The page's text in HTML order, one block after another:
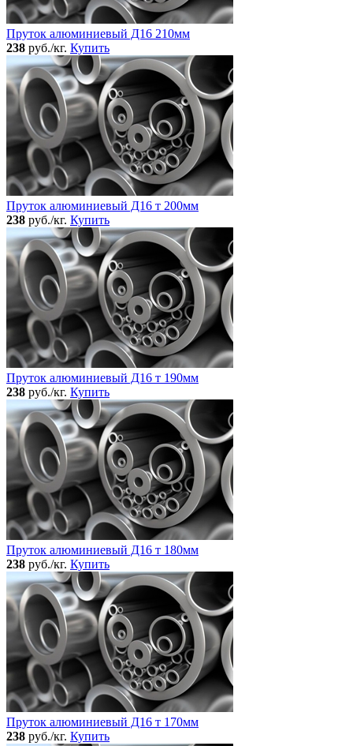
Пруток алюминиевый Д16 210мм
238 руб./кг. Купить
Пруток алюминиевый Д16 т 200мм
238 руб./кг. Купить
Пруток алюминиевый Д16 т 190мм
238 руб./кг. Купить
Пруток алюминиевый Д16 т 180мм
238 руб./кг. Купить
Пруток алюминиевый Д16 т 170мм
238 руб./кг. Купить